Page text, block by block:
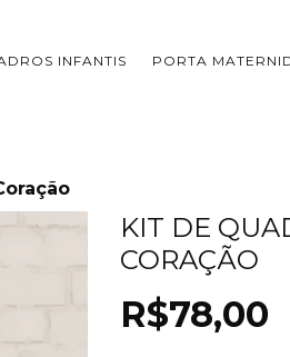
INFANTIS PORTA
KIT DE
CORAÇÃO
R$78,00